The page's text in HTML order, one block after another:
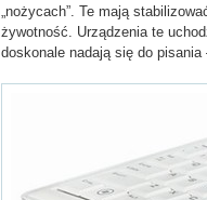
„nożycach”. Te mają
żywotność. Urządzenia te
doskonale nadają się do